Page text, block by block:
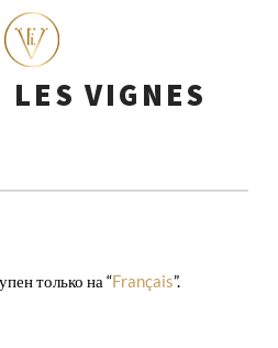
VIGNES
только на “Français”.